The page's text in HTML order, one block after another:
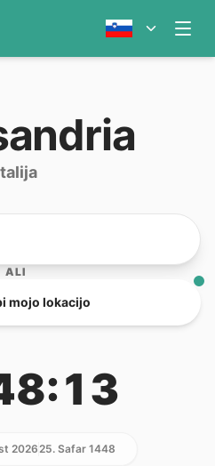
ALI
mojo lokacijo
202625. Safar 1448